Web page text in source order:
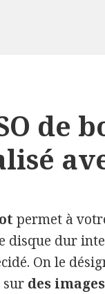
de
permet à
disque dur
On le
sur des